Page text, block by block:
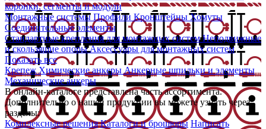
коронки, сегменты и модули
Монтажные системы Профили КронштейныХомуты
Соединительные элементы
Стандартные крепления для монтажных системНеподвижные
и скользящие опорыАксессуары для монтажных систем
Показать все
КрепежХимические анкеры Анкерные шпильки и элементы
Механические анкеры
В онлайн-каталоге представлена часть ассортимента.
Дополнительно о нашей продукции вы можете узнать через
разделы:
Комплексные решения Каталоги и брошюры Написать